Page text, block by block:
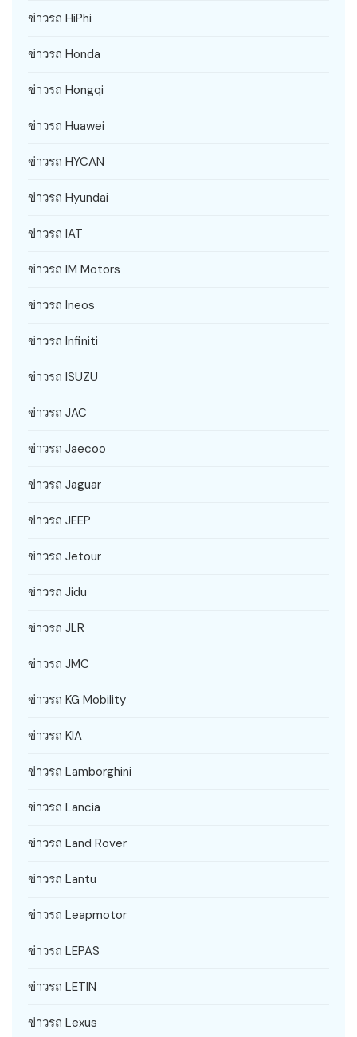
ข่าวรถ HiPhi
ข่าวรถ Honda
ข่าวรถ Hongqi
ข่าวรถ Huawei
ข่าวรถ HYCAN
ข่าวรถ Hyundai
ข่าวรถ IAT
ข่าวรถ IM Motors
ข่าวรถ Ineos
ข่าวรถ Infiniti
ข่าวรถ ISUZU
ข่าวรถ JAC
ข่าวรถ Jaecoo
ข่าวรถ Jaguar
ข่าวรถ JEEP
ข่าวรถ Jetour
ข่าวรถ Jidu
ข่าวรถ JLR
ข่าวรถ JMC
ข่าวรถ KG Mobility
ข่าวรถ KIA
ข่าวรถ Lamborghini
ข่าวรถ Lancia
ข่าวรถ Land Rover
ข่าวรถ Lantu
ข่าวรถ Leapmotor
ข่าวรถ LEPAS
ข่าวรถ LETIN
ข่าวรถ Lexus